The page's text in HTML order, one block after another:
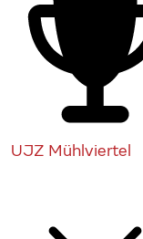
UJZ Mühlviertel